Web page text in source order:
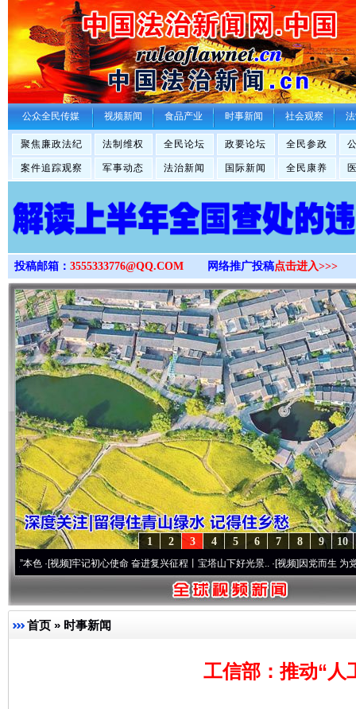
>
公众全民传媒 视频新闻 食品产业 时事新闻 社会观察
聚焦廉政法纪 法制维权 全民论坛 政要论坛 全民参政
案件追踪观察 军事动态 法治新闻 国际新闻 全民康养
投稿邮箱： 3555333776@QQ.COM 网络推广投稿点击进入>>>
10
9
8
7
6
5
4
3
2
1
频]牢记初心使命 奋进复兴征程丨宝塔山下好光景..·[视频]因党而生 为党而战——
首页 » 时事新闻
工信部：推动“人